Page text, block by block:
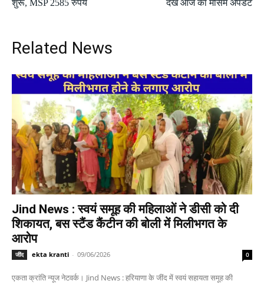
शुरू, MSP 2585 रुपये देखें आज का मौसम अपडेट
Related News
Jind News : स्वयं समूह की महिलाओं ने डीसी को दी
शिकायत, बस स्टैंड कैंटीन की बोली में मिलीभगत के
आरोप
जींद ekta kranti - 09/06/2026 0
एकता क्रांति न्यूज नेटवर्क। Jind News : हरियाणा के जींद में स्वयं सहायता समूह की